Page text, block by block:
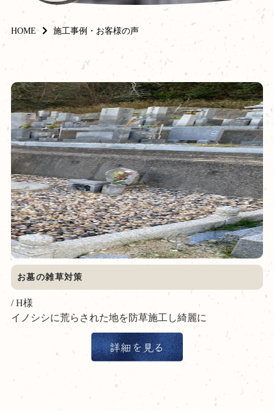
HOME 施工事例・お客様の声
お墓の雑草対策
/ H様
イノシシに荒らされた地を防草施工し綺麗に
詳細を見る